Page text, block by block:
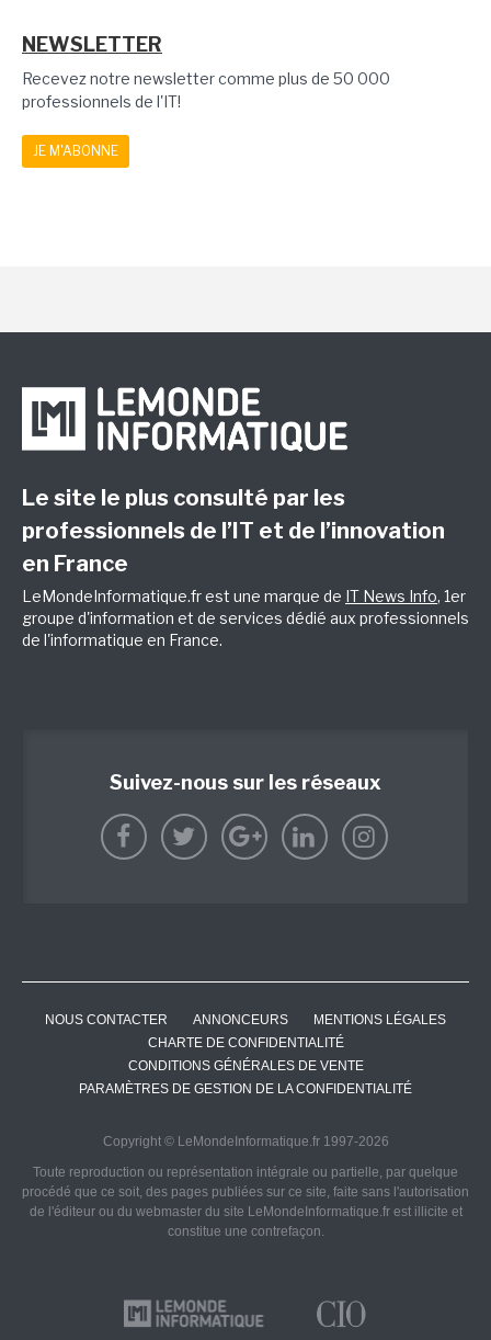
NEWSLETTER
Recevez notre newsletter comme plus de 50 000
professionnels de l'IT!
JE M'ABONNE
Le site le plus consulté par les
professionnels de l’IT et de l’innovation
en France
LeMondeInformatique.fr est une marque de IT News Info, 1er
groupe d'information et de services dédié aux professionnels
de l'informatique en France.
Suivez-nous sur les réseaux
NOUS CONTACTER ANNONCEURS
MENTIONS LÉGALES
CHARTE DE CONFIDENTIALITÉ
CONDITIONS GÉNÉRALES DE VENTE
PARAMÈTRES DE GESTION DE LA CONFIDENTIALITÉ
Copyright © LeMondeInformatique.fr 1997-2026
Toute reproduction ou représentation intégrale ou partielle, par quelque
procédé que ce soit, des pages publiées sur ce site, faite sans l'autorisation
de l'éditeur ou du webmaster du site LeMondeInformatique.fr est illicite et
constitue une contrefaçon.